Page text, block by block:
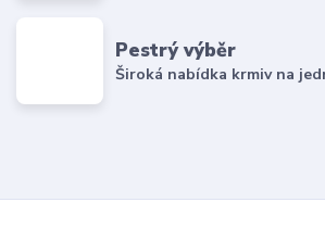
Pestrý výběr
Široká nabídka krmiv na